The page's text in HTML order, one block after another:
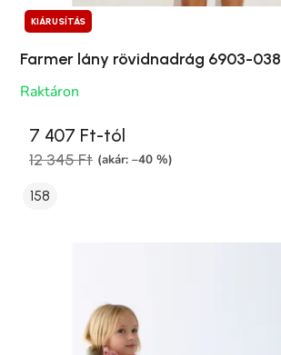
KIÁRUSÍTÁS
Farmer lány rövidnadrág 6903-038
Raktáron
7 407 Ft-tól
12 345 Ft (akár: –40 %)
158